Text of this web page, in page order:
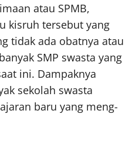
atau SPMB,
kisruh tersebut yang
tidak ada obatnya atau
SMP swasta yang
ini. Dampaknya
sekolah swasta
baru yang meng-